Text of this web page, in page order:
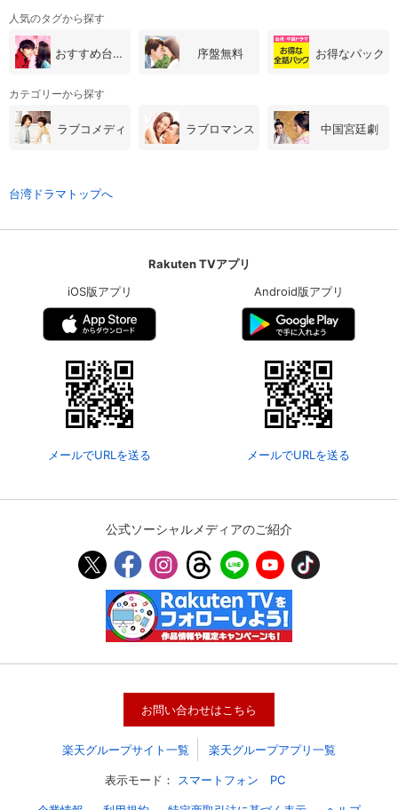
会員設定 会員情報 閉じる
ジットカード情報の変更が可能です。
決済方法変更 決済方法の変更が可能です。
人気のタグから探す
おすすめ台湾・中国ドラマ 序盤無料 お得なパック
カテゴリーから探す
ラブコメディ ラブロマンス 中国宮廷劇
台湾ドラマトップへ
Rakuten TVアプリ
iOS版アプリ
メールでURLを送る
Android版アプリ
メールでURLを送る
公式ソーシャルメディアのご紹介
お問い合わせはこちら
楽天グループサイト一覧 楽天グループアプリ一覧
表示モード： スマートフォン PC